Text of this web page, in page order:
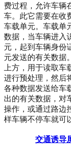
费过程，允许车辆
车。此它需要在收
车载单元。车载单
数据，当车辆进入
元，起到车辆身份
元发送的有关数据
上方，用于读取
进行预处理，然后
各种数据发送给车
出的有关数据，对
操作，或通过路边
样车辆不停车就可
交通诱导